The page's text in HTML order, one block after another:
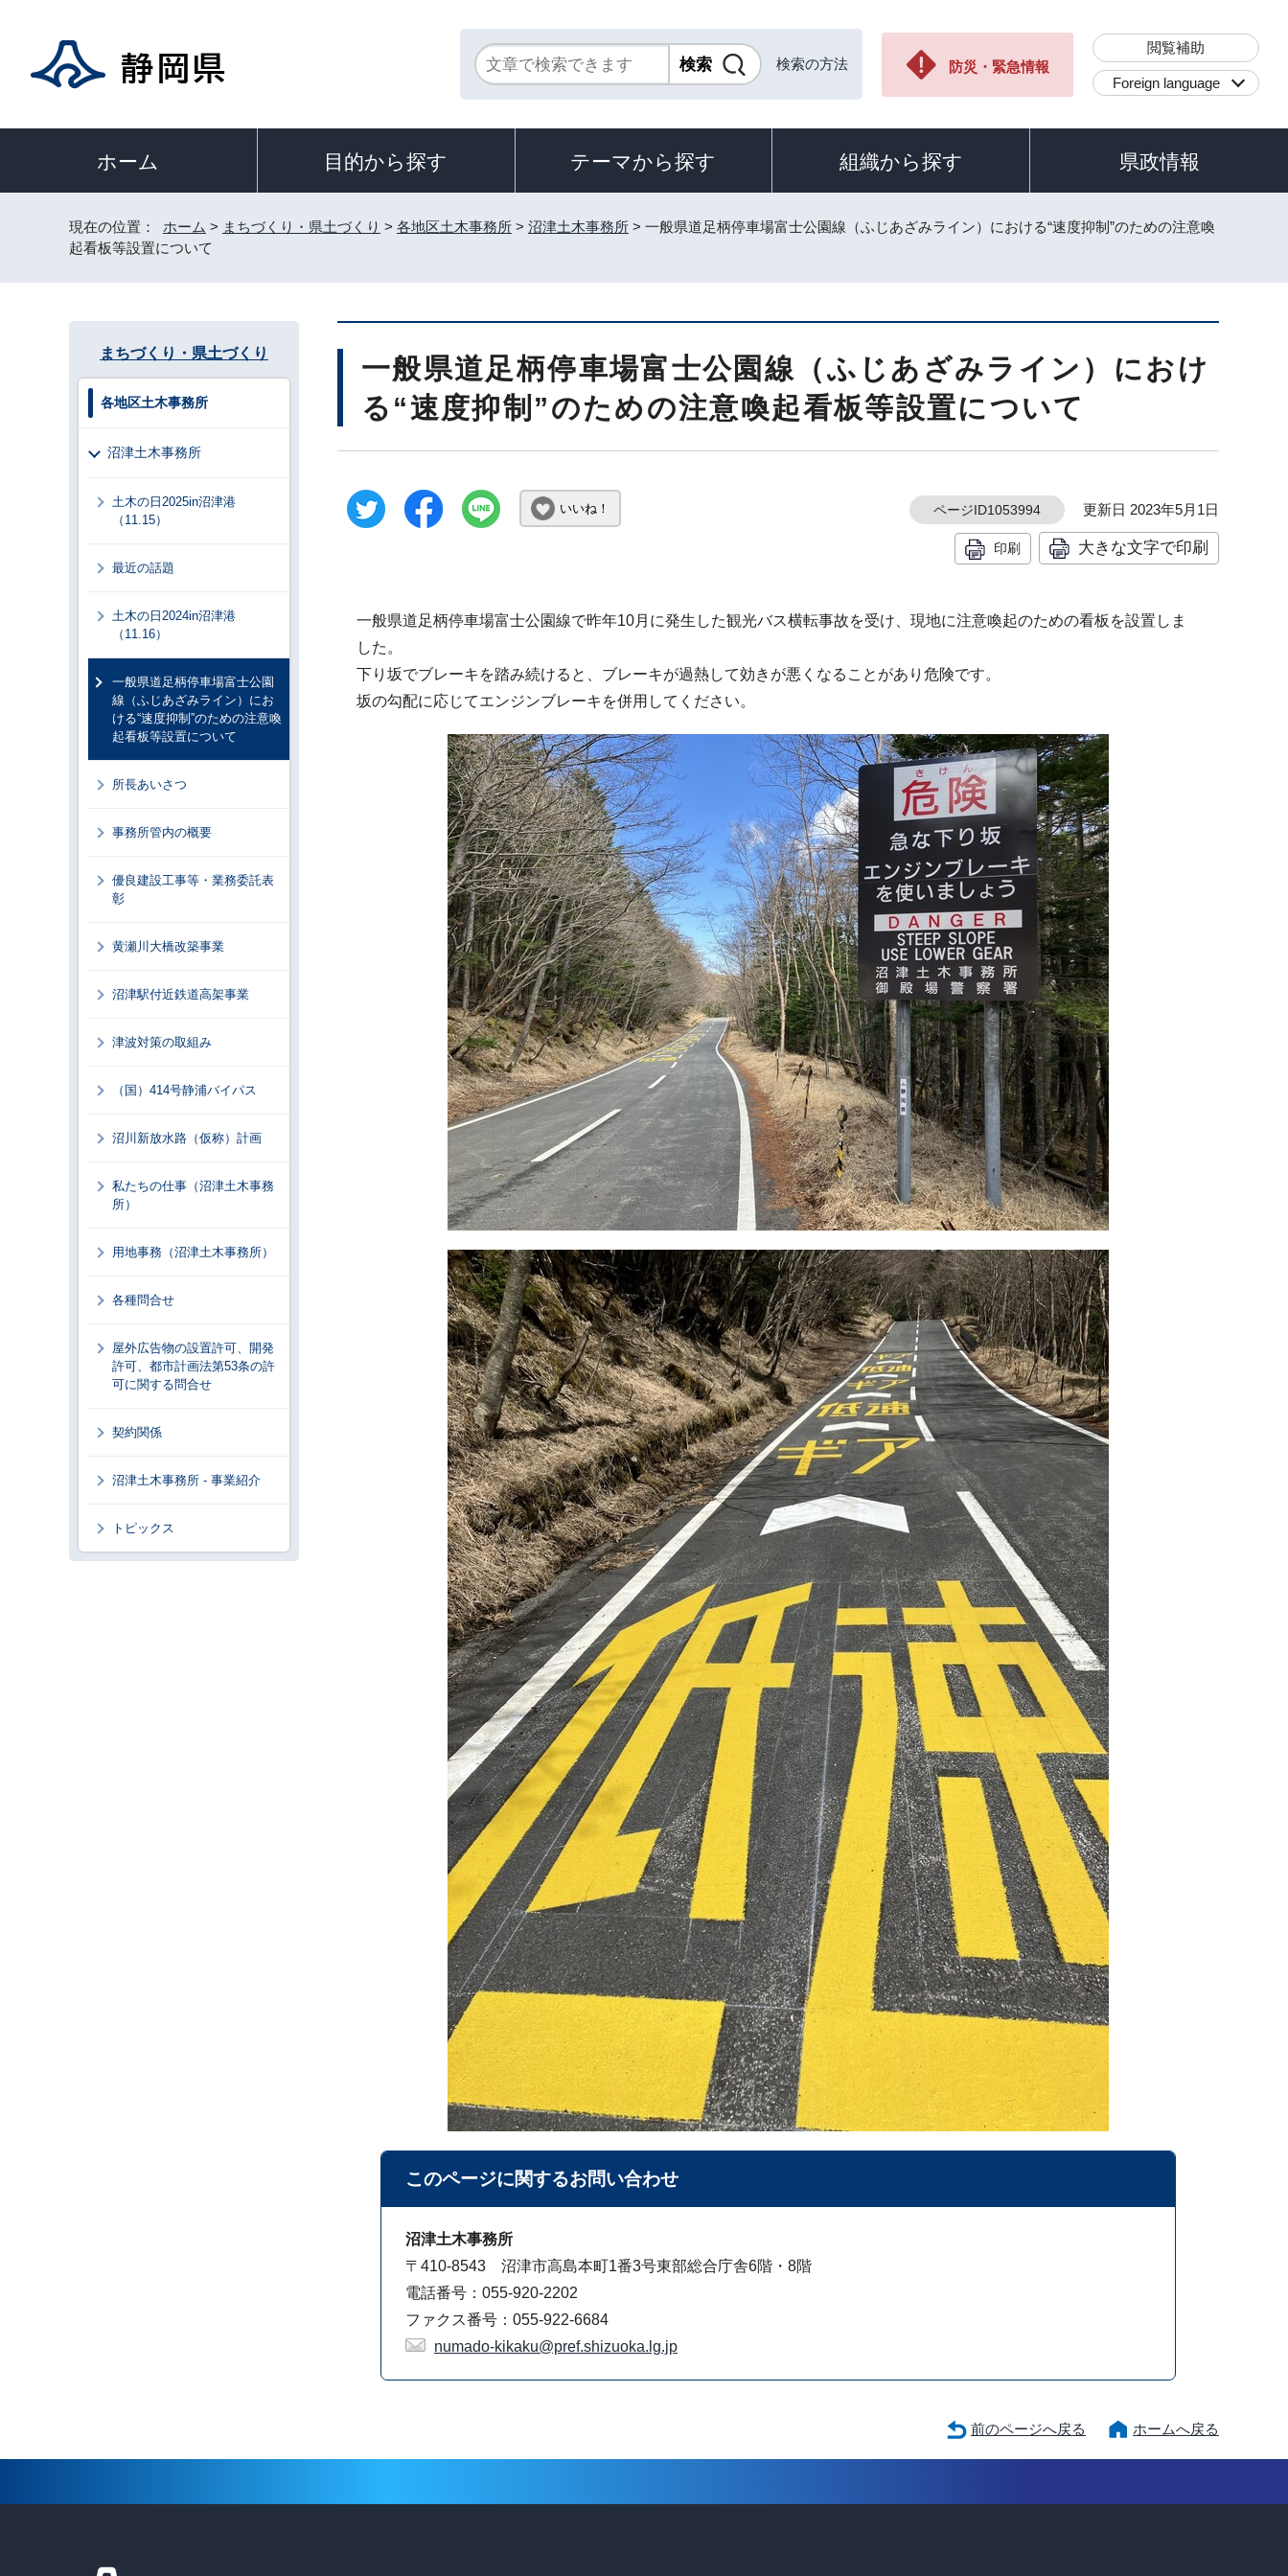
検索の方法 防災・緊急情報
閲覧補助
Foreign language
ホーム 目的から探す テーマから探す 組織から探す 県政情報
現在の位置： ホーム > まちづくり・県土づくり > 各地区土木事務所 > 沼津土木事務所 > 一般県道足柄停車場富士公園線（ふじあざみライン）における“速度抑制”のための注意喚
起看板等設置について
一般県道足柄停車場富士公園線（ふじあざみライン）におけ
る“速度抑制”のための注意喚起看板等設置について
いいね！ ページID1053994 更新日 2023年5月1日
印刷 大きな文字で印刷
一般県道足柄停車場富士公園線で昨年10月に発生した観光バス横転事故を受け、現地に注意喚起のための看板を設置しま
した。
下り坂でブレーキを踏み続けると、ブレーキが過熱して効きが悪くなることがあり危険です。
坂の勾配に応じてエンジンブレーキを併用してください。
このページに関するお問い合わせ
沼津土木事務所
〒410-8543 沼津市高島本町1番3号東部総合庁舎6階・8階
電話番号：055-920-2202
ファクス番号：055-922-6684
numado-kikaku@pref.shizuoka.lg.jp
まちづくり・県土づくり
各地区土木事務所
沼津土木事務所
土木の日2025in沼津港
（11.15）
最近の話題
土木の日2024in沼津港
（11.16）
一般県道足柄停車場富士公園
線（ふじあざみライン）にお
ける“速度抑制”のための注意喚
起看板等設置について
所長あいさつ
事務所管内の概要
優良建設工事等・業務委託表
彰
黄瀬川大橋改築事業
沼津駅付近鉄道高架事業
津波対策の取組み
（国）414号静浦バイパス
沼川新放水路（仮称）計画
私たちの仕事（沼津土木事務
所）
用地事務（沼津土木事務所）
各種問合せ
屋外広告物の設置許可、開発
許可、都市計画法第53条の許
可に関する問合せ
契約関係
沼津土木事務所 - 事業紹介
トピックス
前のページへ戻る ホームへ戻る